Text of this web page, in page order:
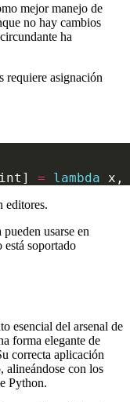
mejor manejo de
no hay cambios
ha
requiere asignación
int] = lambda x,
editores.
usarse en
soportado
esencial del arsenal de
forma elegante de
correcta aplicación
alineándose con los
Python.